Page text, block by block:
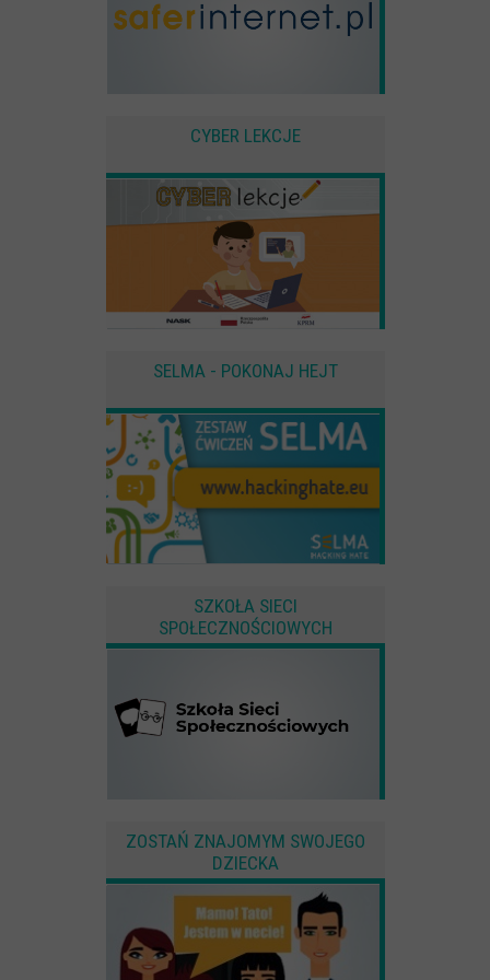
CYBER LEKCJE
SELMA - POKONAJ HEJT
SZKOŁA SIECI
SPOŁECZNOŚCIOWYCH
ZOSTAŃ ZNAJOMYM SWOJEGO
DZIECKA